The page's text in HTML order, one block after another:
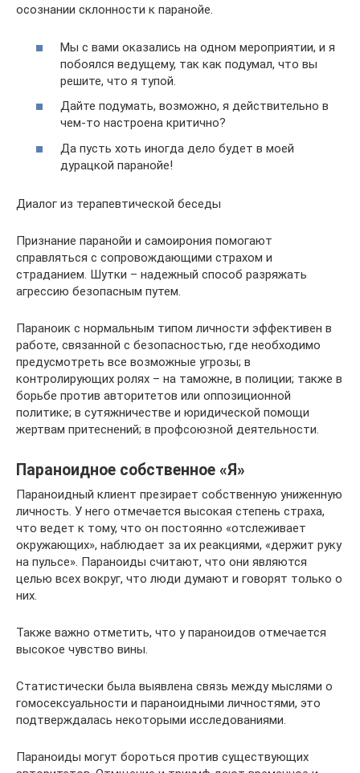
осознании склонности к паранойе.
Мы с вами оказались на одном мероприятии, и я
побоялся ведущему, так как подумал, что вы
решите, что я тупой.
Дайте подумать, возможно, я действительно в
чем-то настроена критично?
Да пусть хоть иногда дело будет в моей
дурацкой паранойе!
Диалог из терапевтической беседы
Признание паранойи и самоирония помогают
справляться с сопровождающими страхом и
страданием. Шутки – надежный способ разряжать
агрессию безопасным путем.
Параноик с нормальным типом личности эффективен в
работе, связанной с безопасностью, где необходимо
предусмотреть все возможные угрозы; в
контролирующих ролях – на таможне, в полиции; также в
борьбе против авторитетов или оппозиционной
политике; в сутяжничестве и юридической помощи
жертвам притеснений; в профсоюзной деятельности.
Параноидное собственное «Я»
Параноидный клиент презирает собственную униженную
личность. У него отмечается высокая степень страха,
что ведет к тому, что он постоянно «отслеживает
окружающих», наблюдает за их реакциями, «держит руку
на пульсе». Параноиды считают, что они являются
целью всех вокруг, что люди думают и говорят только о
них.
Также важно отметить, что у параноидов отмечается
высокое чувство вины.
Статистически была выявлена связь между мыслями о
гомосексуальности и параноидными личностями, это
подтверждалась некоторыми исследованиями.
Параноиды могут бороться против существующих